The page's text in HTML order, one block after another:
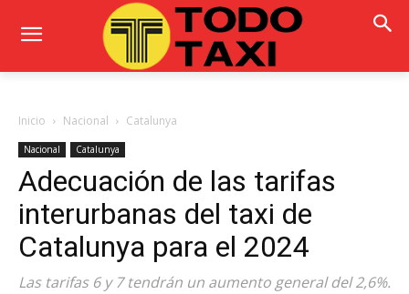
Inicio Nacional Catalunya
Nacional Catalunya
Adecuación de las tarifas
interurbanas del taxi de
Catalunya para el 2024
Las tarifas 6 y 7 tendrán un aumento general del 2,6%.